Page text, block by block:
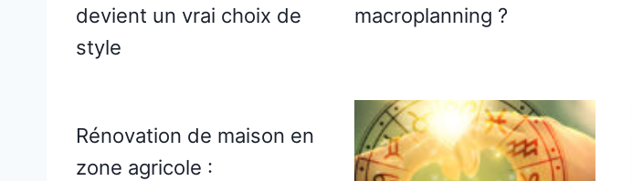
devient un vrai choix de
style
macroplanning ?
Rénovation de maison en
zone agricole :